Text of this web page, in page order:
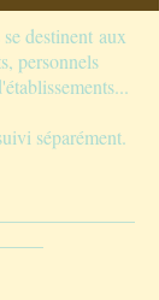
destinent aux
personnels
séparément.